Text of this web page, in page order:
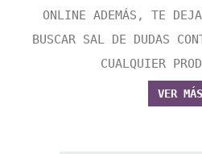
ONLINE ADEMÁS, TE
BUSCAR SAL DE DUDAS
CUALQUIER
VER MÁS